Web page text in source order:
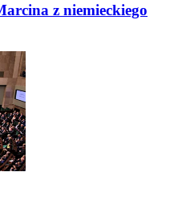
z niemieckiego